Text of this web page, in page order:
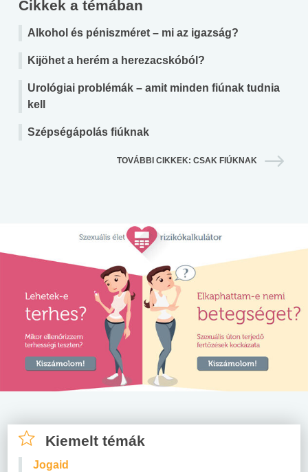
Cikkek a témában
Alkohol és péniszméret – mi az igazság?
Kijöhet a herém a herezacskóból?
Urológiai problémák – amit minden fiúnak tudnia
kell
Szépségápolás fiúknak
TOVÁBBI CIKKEK: CSAK FIÚKNAK
Kiemelt témák
Jogaid